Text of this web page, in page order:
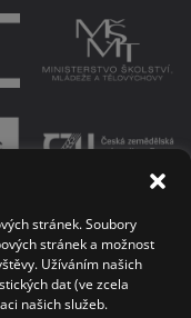
stránek. Soubory
stránek a možnost
Užíváním našich
dat (ve zcela
našich služeb.
OSOBNÍCH ÚDAJŮ